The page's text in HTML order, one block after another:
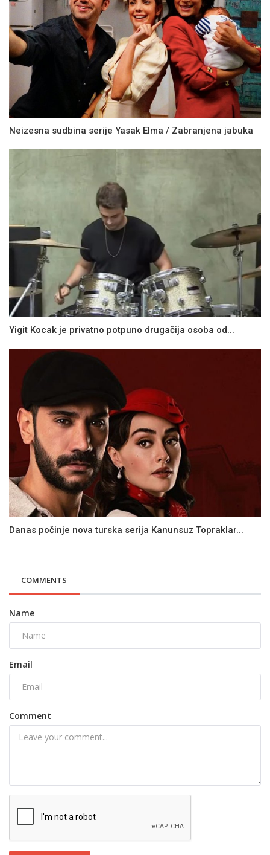
Neizesna sudbina serije Yasak Elma / Zabranjena jabuka
Yigit Kocak je privatno potpuno drugačija osoba od...
Danas počinje nova turska serija Kanunsuz Topraklar...
COMMENTS
Name
Email
Comment